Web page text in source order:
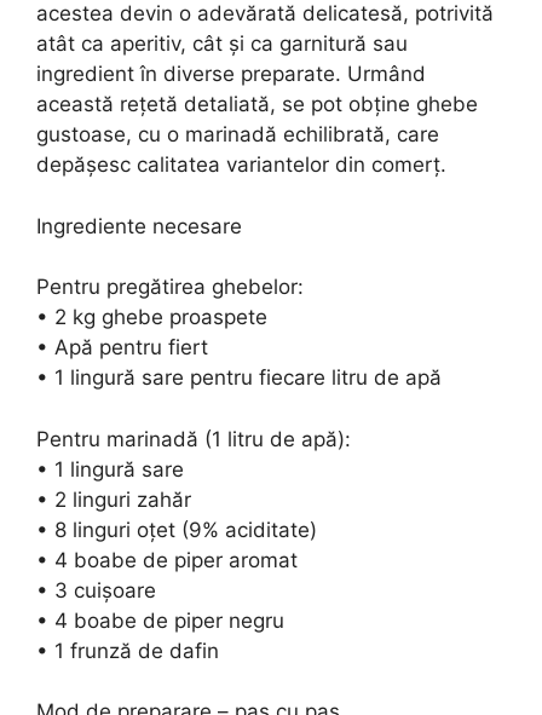
acestea devin o adevărată delicatesă, potrivită
atât ca aperitiv, cât și ca garnitură sau
ingredient în diverse preparate. Urmând
această rețetă detaliată, se pot obține ghebe
gustoase, cu o marinadă echilibrată, care
depășesc calitatea variantelor din comerț.
Ingrediente necesare
Pentru pregătirea ghebelor:
• 2 kg ghebe proaspete
• Apă pentru fiert
• 1 lingură sare pentru fiecare litru de apă
Pentru marinadă (1 litru de apă):
• 1 lingură sare
• 2 linguri zahăr
• 8 linguri oțet (9% aciditate)
• 4 boabe de piper aromat
• 3 cuișoare
• 4 boabe de piper negru
• 1 frunză de dafin